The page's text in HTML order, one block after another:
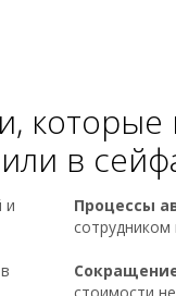
в
и
Процессы
сотрудником